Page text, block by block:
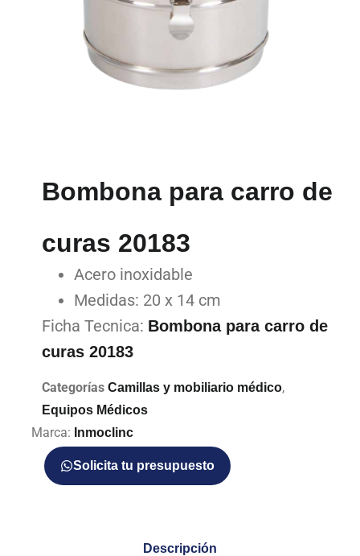
Bombona para carro de
curas 20183
Acero inoxidable
Medidas: 20 x 14 cm
Ficha Tecnica: Bombona para carro de
curas 20183
Categorías Camillas y mobiliario médico,
Equipos Médicos
Marca: Inmoclinc
Solicita tu presupuesto
Descripción